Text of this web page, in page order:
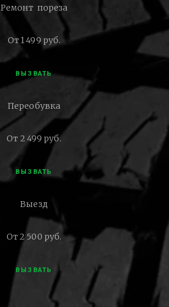
Ремонт пореза
От 1 499 руб.
ВЫЗВАТЬ
Переобувка
От 2 499 руб.
ВЫЗВАТЬ
Выезд
От 2 500 руб.
ВЫЗВАТЬ